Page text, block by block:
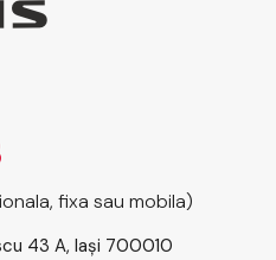
fixa sau mobila)
43 A, Iași 700010